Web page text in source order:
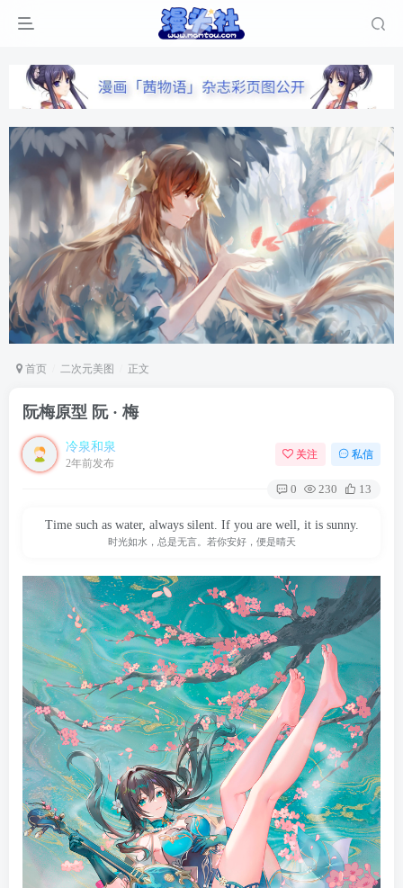
首页 二次元美图 正文
阮梅原型 阮 · 梅
冷泉和泉
2年前发布
关注 私信
0 230 13
Time such as water, always silent. If you are well, it is sunny.
时光如水，总是无言。若你安好，便是晴天